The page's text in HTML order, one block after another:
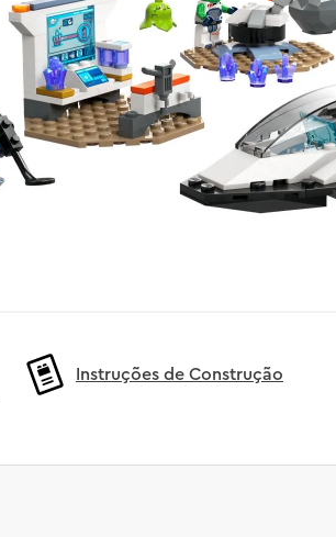
Instruções de Construção